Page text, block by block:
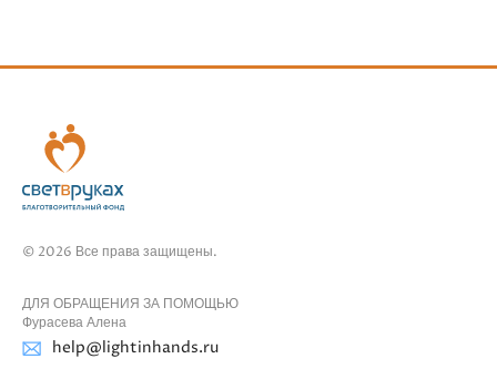
© 2026 Все права защищены.
ДЛЯ ОБРАЩЕНИЯ ЗА ПОМОЩЬЮ
Фурасева Алена
help@lightinhands.ru